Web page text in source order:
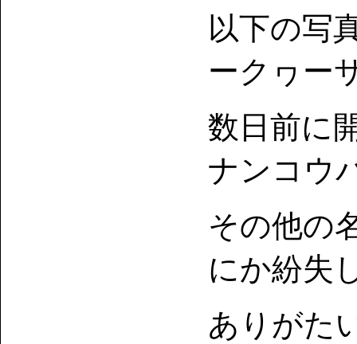
以下の写
ークヮー
数日前に
ナンコウ
その他の
にか紛失
ありがた